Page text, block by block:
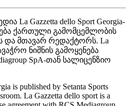
La Gazzetta dello Sport Georgia-
ქართული გამომცემლობის
და მთავარ რედაქტორს. La
ნიშნის გამოყენება
SpA-თან სალიცენზიო
is published by Setanta Sports
La Gazzetta dello sport is a